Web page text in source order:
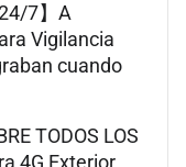
24/7】A
Vigilancia
cuando
TODOS LOS
4G Exterior